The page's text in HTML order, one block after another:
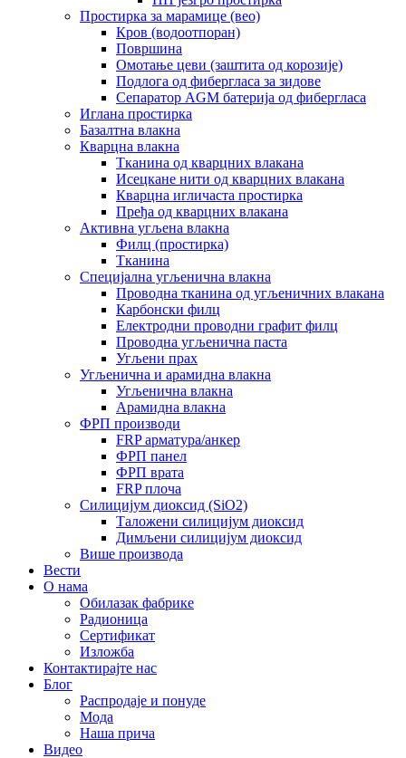
Простирка за марамице (вео)
Кров (водоотпоран)
Површина
Омотање цеви (заштита од корозије)
Подлога од фибергласа за зидове
Сепаратор AGM батерија од фибергласа
Иглана простирка
Базалтна влакна
Кварцна влакна
Тканина од кварцних влакана
Исецкане нити од кварцних влакана
Кварцна игличаста простирка
Пређа од кварцних влакана
Активна угљена влакна
Филц (простирка)
Тканина
Специјална угљенична влакна
Проводна тканина од угљеничних влакана
Карбонски филц
Електродни проводни графит филц
Проводна угљенична паста
Угљени прах
Угљенична и арамидна влакна
Угљенична влакна
Арамидна влакна
ФРП производи
FRP арматура/анкер
ФРП панел
ФРП врата
FRP плоча
Силицијум диоксид (SiO2)
Таложени силицијум диоксид
Димљени силицијум диоксид
Више производа
Вести
О нама
Обилазак фабрике
Радионица
Сертификат
Изложба
Контактирајте нас
Блог
Распродаје и понуде
Мода
Наша прича
Видео